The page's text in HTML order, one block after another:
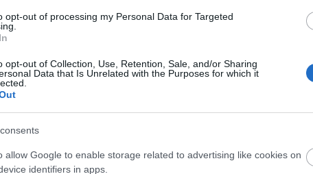
opt-out of processing my Personal Data for Targeted
opt-out of Collection, Use, Retention, Sale, and/or Sharing
Data that Is Unrelated with the Purposes for which it
allow Google to enable storage related to advertising like cookies on
identifiers in apps.
pedig
aBestial